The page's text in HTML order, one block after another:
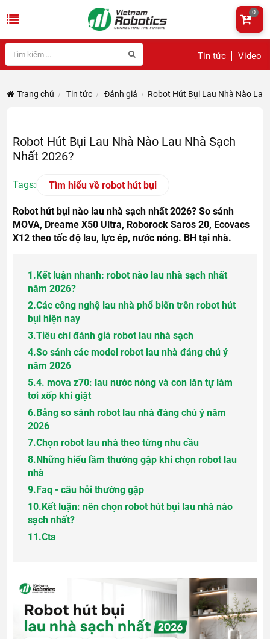
Tin tức Video
0
Trang chủ Tin tức Đánh giá Robot Hút Bụi Lau Nhà Nào
Robot Hút Bụi Lau Nhà Nào Lau Nhà Sạch
Nhất 2026?
Tags: Tìm hiểu về robot hút bụi
Robot hút bụi nào lau nhà sạch nhất 2026? So sánh
MOVA, Dreame X50 Ultra, Roborock Saros 20, Ecovacs
X12 theo tốc độ lau, lực ép, nước nóng. BH tại nhà.
1.Kết luận nhanh: robot nào lau nhà sạch nhất
năm 2026?
2.Các công nghệ lau nhà phổ biến trên robot hút
bụi hiện nay
3.Tiêu chí đánh giá robot lau nhà sạch
4.So sánh các model robot lau nhà đáng chú ý
năm 2026
5.4. mova z70: lau nước nóng và con lăn tự làm
tơi xốp khi giặt
6.Bảng so sánh robot lau nhà đáng chú ý năm
2026
7.Chọn robot lau nhà theo từng nhu cầu
8.Những hiểu lầm thường gặp khi chọn robot lau
nhà
9.Faq - câu hỏi thường gặp
10.Kết luận: nên chọn robot hút bụi lau nhà nào
sạch nhất?
11.Cta